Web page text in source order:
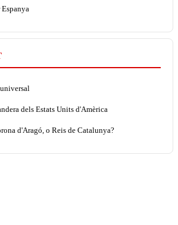
dels Estats Units d'Amèrica
d'Aragó, o Reis de Catalunya?